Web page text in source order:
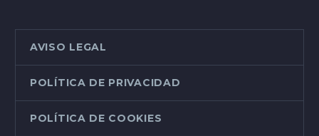
AVISO LEGAL
POLÍTICA DE PRIVACIDAD
POLÍTICA DE COOKIES